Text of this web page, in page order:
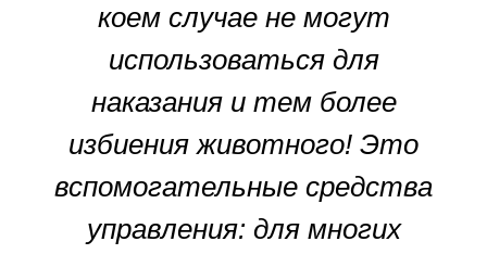
коем случае не могут
использоваться для
наказания и тем более
избиения животного! Это
вспомогательные средства
управления: для многих